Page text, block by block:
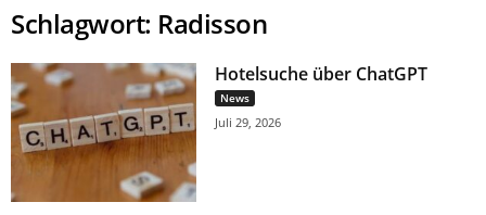
Schlagwort: Radisson
Hotelsuche über ChatGPT
News
Juli 29, 2026